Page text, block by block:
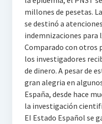
millones de pesetas.
se destinó a
indemnizaciones para
Comparado con otros
los investigadores
de dinero. A pesar de
gran alegria en
España, desde hace
la investigación
EI Estado Español se